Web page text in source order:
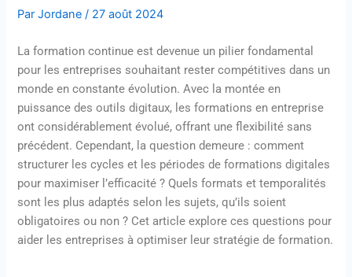
ParJordane/ 27 août 2024
La formation continue est devenue un pilier fondamental
pour les entreprises souhaitant rester compétitives dans un
monde en constante évolution. Avec la montée en
puissance des outils digitaux, les formations en entreprise
ont considérablement évolué, offrant une flexibilité sans
précédent. Cependant, la question demeure : comment
structurer les cycles et les périodes de formations digitales
pour maximiser l’efficacité ? Quels formats et temporalités
sont les plus adaptés selon les sujets, qu’ils soient
obligatoires ou non ? Cet article explore ces questions pour
aider les entreprises à optimiser leur stratégie de formation.